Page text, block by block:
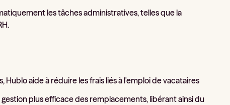
les tâches administratives, telles que la
aide à réduire les frais liés à l'emploi de vacataires
plus efficace des remplacements, libérant ainsi du